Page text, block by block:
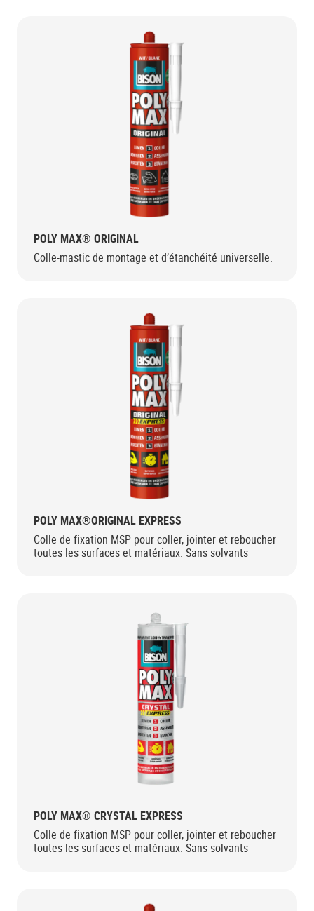
POLY MAX® ORIGINAL
Colle-mastic de montage et d’étanchéité universelle.
POLY MAX®ORIGINAL EXPRESS
Colle de fixation MSP pour coller, jointer et reboucher
toutes les surfaces et matériaux. Sans solvants
POLY MAX® CRYSTAL EXPRESS
Colle de fixation MSP pour coller, jointer et reboucher
toutes les surfaces et matériaux. Sans solvants